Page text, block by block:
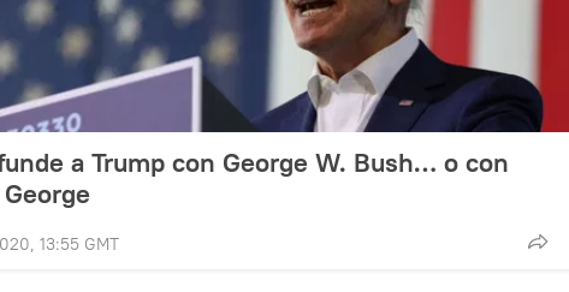
a Trump con George W. Bush… o con
13:55 GMT